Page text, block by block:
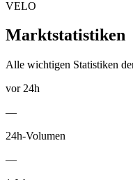
VELO
Marktstatistiken
Alle wichtigen Statistiken
vor 24h
—
24h-Volumen
—